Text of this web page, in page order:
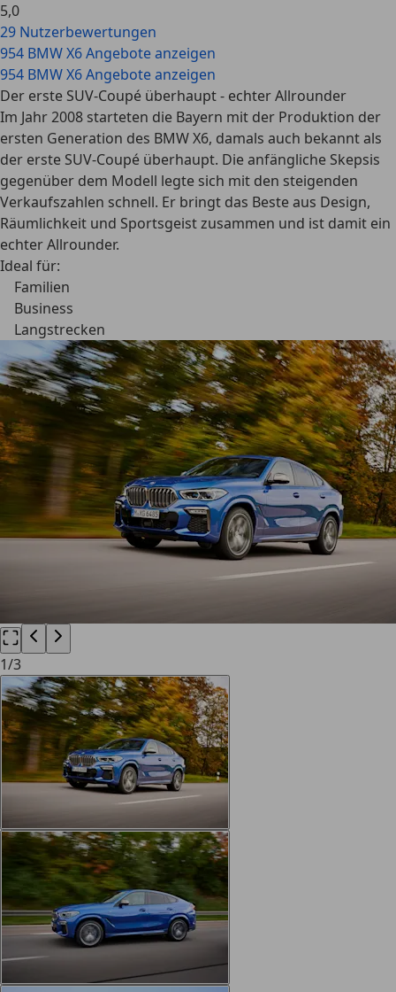
5,0
29 Nutzerbewertungen
954 BMW X6 Angebote anzeigen
954 BMW X6 Angebote anzeigen
Der erste SUV-Coupé überhaupt - echter Allrounder
Im Jahr 2008 starteten die Bayern mit der Produktion der
ersten Generation des BMW X6, damals auch bekannt als
der erste SUV-Coupé überhaupt. Die anfängliche Skepsis
gegenüber dem Modell legte sich mit den steigenden
Verkaufszahlen schnell. Er bringt das Beste aus Design,
Räumlichkeit und Sportsgeist zusammen und ist damit ein
echter Allrounder.
Ideal für:
Familien
Business
Langstrecken
1/3